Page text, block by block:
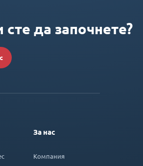
сте да започнете?
За нас
Компания